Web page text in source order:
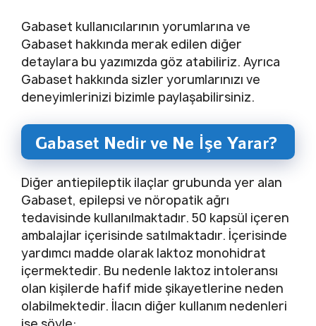
Gabaset kullanıcılarının yorumlarına ve
Gabaset hakkında merak edilen diğer
detaylara bu yazımızda göz atabiliriz. Ayrıca
Gabaset hakkında sizler yorumlarınızı ve
deneyimlerinizi bizimle paylaşabilirsiniz.
Gabaset Nedir ve Ne İşe Yarar?
Diğer antiepileptik ilaçlar grubunda yer alan
Gabaset, epilepsi ve nöropatik ağrı
tedavisinde kullanılmaktadır. 50 kapsül içeren
ambalajlar içerisinde satılmaktadır. İçerisinde
yardımcı madde olarak laktoz monohidrat
içermektedir. Bu nedenle laktoz intoleransı
olan kişilerde hafif mide şikayetlerine neden
olabilmektedir. İlacın diğer kullanım nedenleri